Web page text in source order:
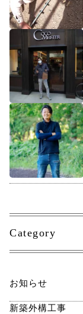
Category
お知らせ
新築外構工事